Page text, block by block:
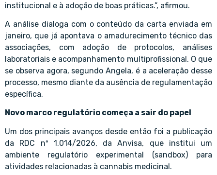
institucional e à adoção de boas práticas.”, afirmou.
A análise dialoga com o conteúdo da carta enviada em
janeiro, que já apontava o amadurecimento técnico das
associações, com adoção de protocolos, análises
laboratoriais e acompanhamento multiprofissional. O que
se observa agora, segundo Angela, é a aceleração desse
processo, mesmo diante da ausência de regulamentação
específica.
Novo marco regulatório começa a sair do papel
Um dos principais avanços desde então foi a publicação
da RDC nº 1.014/2026, da Anvisa, que institui um
ambiente regulatório experimental (sandbox) para
atividades relacionadas à cannabis medicinal.